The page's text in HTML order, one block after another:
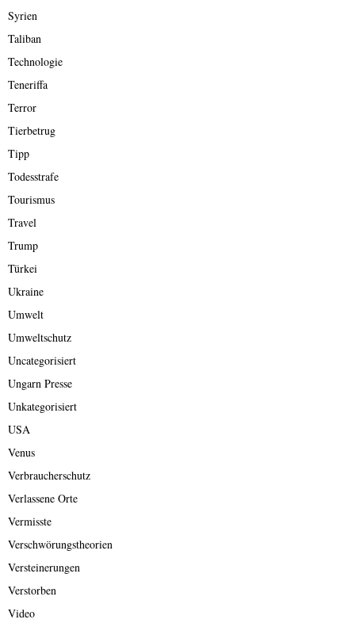
Syrien
Taliban
Technologie
Teneriffa
Terror
Tierbetrug
Tipp
Todesstrafe
Tourismus
Travel
Trump
Türkei
Ukraine
Umwelt
Umweltschutz
Uncategorisiert
Ungarn Presse
Unkategorisiert
USA
Venus
Verbraucherschutz
Verlassene Orte
Vermisste
Verschwörungstheorien
Versteinerungen
Verstorben
Video